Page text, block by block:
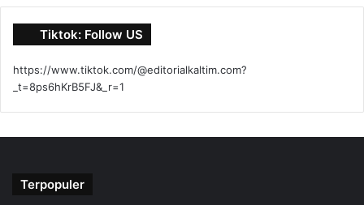
Tiktok: Follow US
https://www.tiktok.com/@editorialkaltim.com?
_t=8ps6hKrB5FJ&_r=1
Terpopuler